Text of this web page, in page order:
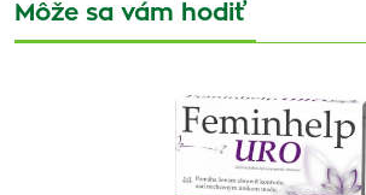
Môže sa vám hodiť